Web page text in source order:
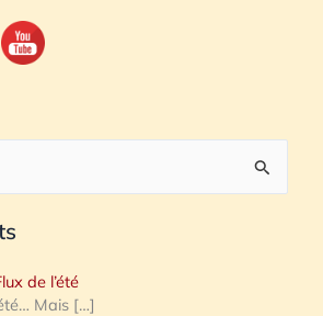
de l’été
Mais […]